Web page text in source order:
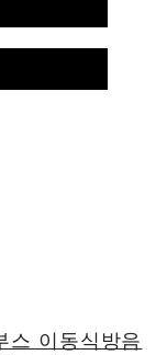
스 이동식방음